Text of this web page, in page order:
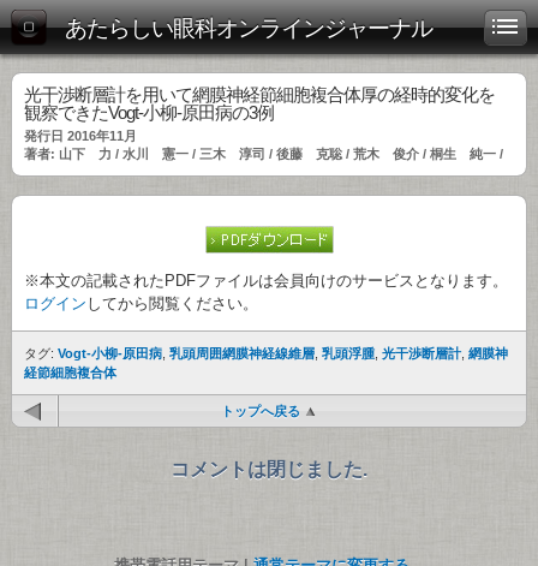
あたらしい眼科オンラインジャーナル
光干渉断層計を用いて網膜神経節細胞複合体厚の経時的変化を
観察できたVogt-小柳-原田病の3例
発行日 2016年11月
著者: 山下 力 / 水川 憲一 / 三木 淳司 / 後藤 克聡 / 荒木 俊介 / 桐生 純一 /
※本文の記載されたPDFファイルは会員向けのサービスとなります。
ログイン してから閲覧ください。
タグ: Vogt-小柳-原田病 乳頭周囲網膜神経線維層 乳頭浮腫 光干渉断層計 網膜神
経節細胞複合体
トップへ戻る
コメントは閉じました.